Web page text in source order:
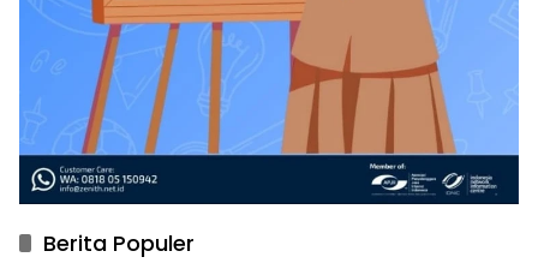
Berita Populer